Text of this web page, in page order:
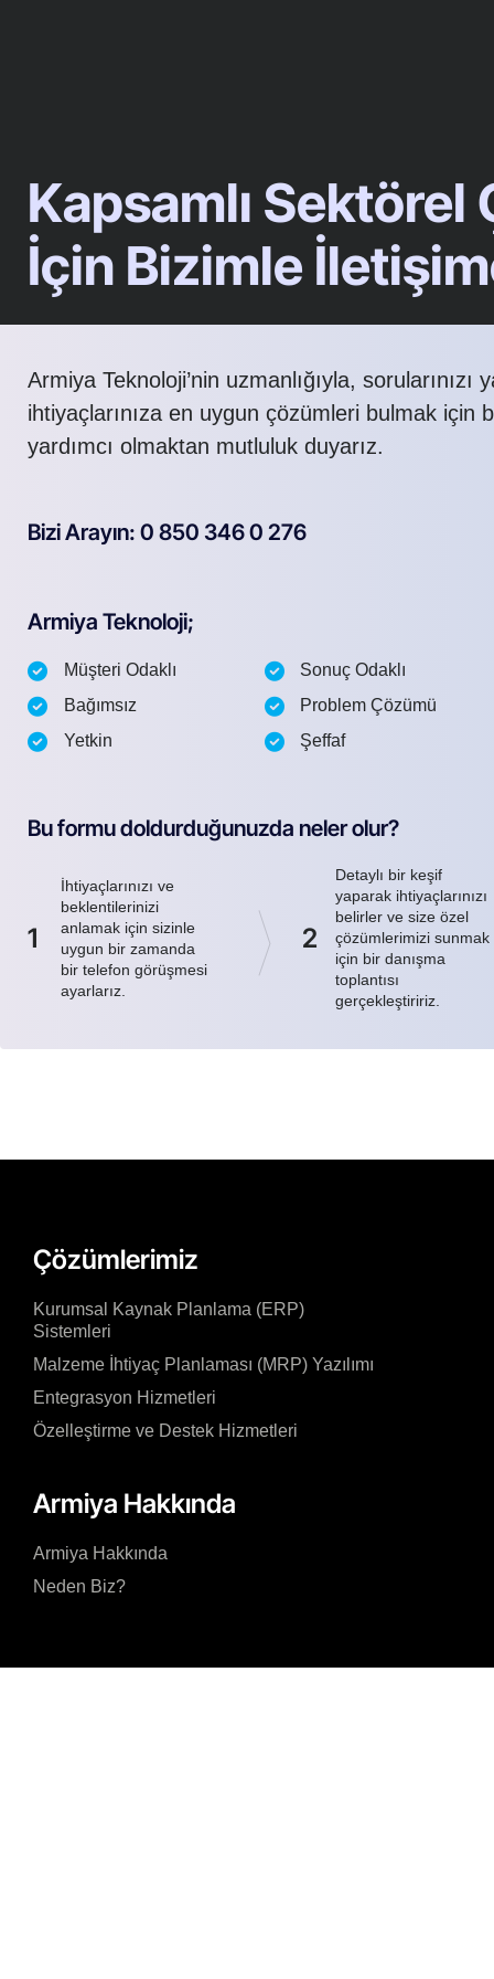
Kapsamlı Sektörel
İçin Bizimle
Armiya Teknoloji’nin uzmanlığıyla, sorularınızı
ihtiyaçlarınıza en uygun çözümleri bulmak için
yardımcı olmaktan mutluluk duyarız.
Bizi Arayın: 0 850 346 0 276
Armiya Teknoloji;
Müşteri Odaklı
Bağımsız
Yetkin
Sonuç Odaklı
Problem Çözümü
Şeffaf
Bu formu doldurduğunuzda neler olur?
1
İhtiyaçlarınızı ve
beklentilerinizi
anlamak için sizinle
uygun bir zamanda
bir telefon görüşmesi
ayarlarız.
2
Detaylı bir keşif
yaparak ihtiyaçlarınızı
belirler ve size özel
çözümlerimizi sunmak
için bir danışma
toplantısı
gerçekleştiririz.
Çözümlerimiz
Kurumsal Kaynak Planlama (ERP)
Sistemleri
Malzeme İhtiyaç Planlaması (MRP) Yazılımı
Entegrasyon Hizmetleri
Özelleştirme ve Destek Hizmetleri
Armiya Hakkında
Armiya Hakkında
Neden Biz?